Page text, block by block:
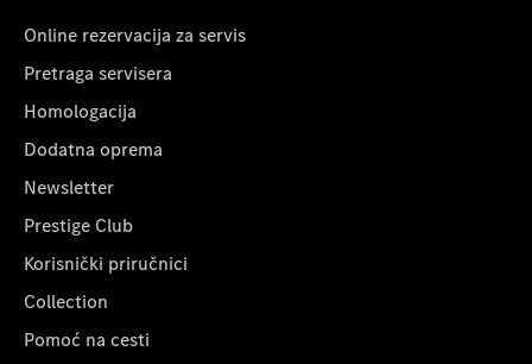
Online rezervacija za servis
Pretraga servisera
Homologacija
Dodatna oprema
Newsletter
Prestige Club
Korisnički priručnici
Collection
Pomoć na cesti